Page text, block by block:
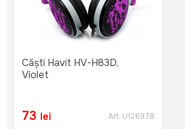
Căști Havit HV-H83D,
Violet
73 lei Art: U126978